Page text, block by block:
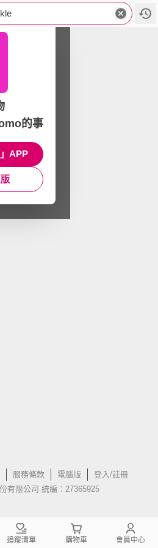
服務條款 電腦版
登入/註冊
有限公司 統編：27365925
的事
APP
追蹤清單 購物車 會員中心